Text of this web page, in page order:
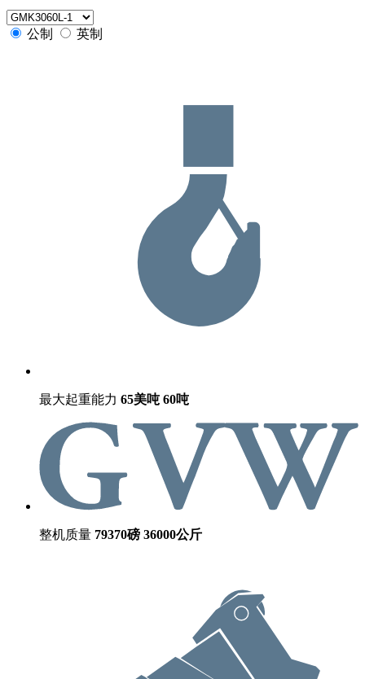
公制 英制
最大起重能力 65美吨 60吨
整机质量 79370磅 36000公斤